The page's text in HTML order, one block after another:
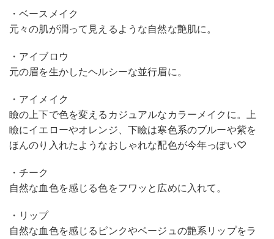
・ベースメイク
元々の肌が潤って見えるような自然な艶肌に。
・アイブロウ
元の眉を生かしたヘルシーな並行眉に。
・アイメイク
瞼の上下で色を変えるカジュアルなカラーメイクに。上
瞼にイエローやオレンジ、下瞼は寒色系のブルーや紫を
ほんのり入れたようなおしゃれな配色が今年っぽい♡
・チーク
自然な血色を感じる色をフワッと広めに入れて。
・リップ
自然な血色を感じるピンクやベージュの艶系リップをラ